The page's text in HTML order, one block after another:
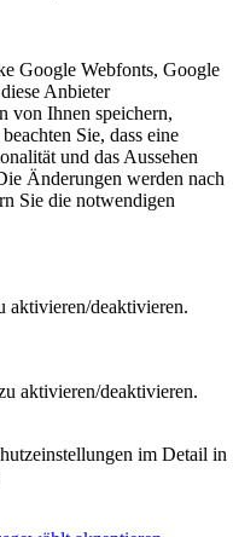
Google Webfonts, Google
Anbieter
von Ihnen speichern,
Sie, dass eine
und das Aussehen
Änderungen werden nach
Sie die notwendigen
aktivieren/deaktivieren.
aktivieren/deaktivieren.
im Detail in